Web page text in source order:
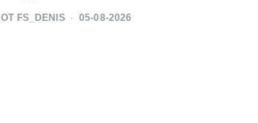
ОТ FS_DENIS 05-08-2026